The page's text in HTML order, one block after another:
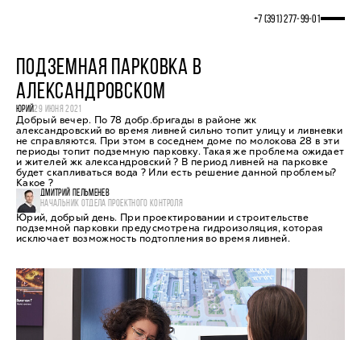
+7 (391) 277‒99‒01
ПОДЗЕМНАЯ ПАРКОВКА В
АЛЕКСАНДРОВСКОМ
ЮРИЙ29 ИЮНЯ 2021
Добрый вечер. По 78 добр.бригады в районе жк
александровский во время ливней сильно топит улицу и ливневки
не справляются. При этом в соседнем доме по молокова 28 в эти
периоды топит подземную парковку. Такая же проблема ожидает
и жителей жк александровский ? В период ливней на парковке
будет скапливаться вода ? Или есть решение данной проблемы?
Какое ?
ДМИТРИЙ ПЕЛЬМЕНЕВ
НАЧАЛЬНИК ОТДЕЛА ПРОЕКТНОГО КОНТРОЛЯ
Юрий, добрый день. При проектировании и строительстве
подземной парковки предусмотрена гидроизоляция, которая
исключает возможность подтопления во время ливней.